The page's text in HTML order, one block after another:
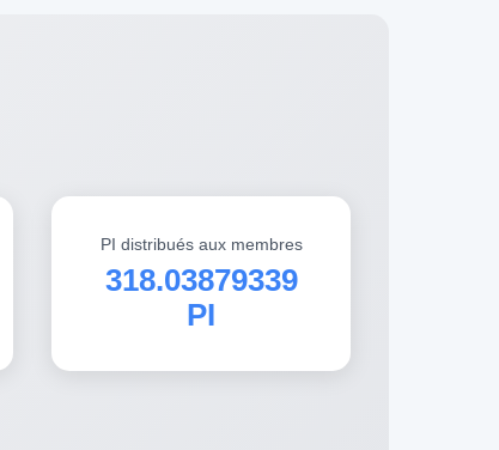
PI distribués aux membres
318.03879339
PI